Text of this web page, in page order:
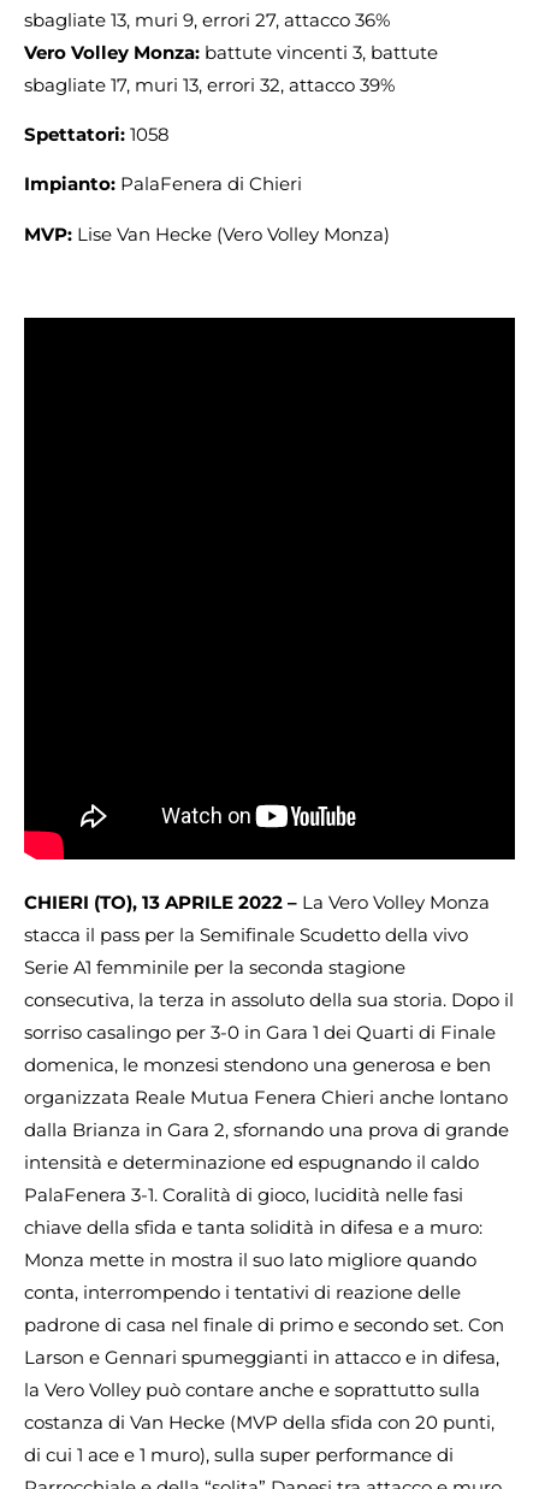
sbagliate 13, muri 9, errori 27, attacco 36%
Vero Volley Monza: battute vincenti 3, battute
sbagliate 17, muri 13, errori 32, attacco 39%
Spettatori: 1058
Impianto: PalaFenera di Chieri
MVP: Lise Van Hecke (Vero Volley Monza)
CHIERI (TO), 13 APRILE 2022 – La Vero Volley Monza
stacca il pass per la Semifinale Scudetto della vivo
Serie A1 femminile per la seconda stagione
consecutiva, la terza in assoluto della sua storia. Dopo il
sorriso casalingo per 3-0 in Gara 1 dei Quarti di Finale
domenica, le monzesi stendono una generosa e ben
organizzata Reale Mutua Fenera Chieri anche lontano
dalla Brianza in Gara 2, sfornando una prova di grande
intensità e determinazione ed espugnando il caldo
PalaFenera 3-1. Coralità di gioco, lucidità nelle fasi
chiave della sfida e tanta solidità in difesa e a muro:
Monza mette in mostra il suo lato migliore quando
conta, interrompendo i tentativi di reazione delle
padrone di casa nel finale di primo e secondo set. Con
Larson e Gennari spumeggianti in attacco e in difesa,
la Vero Volley può contare anche e soprattutto sulla
costanza di Van Hecke (MVP della sfida con 20 punti,
di cui 1 ace e 1 muro), sulla super performance di